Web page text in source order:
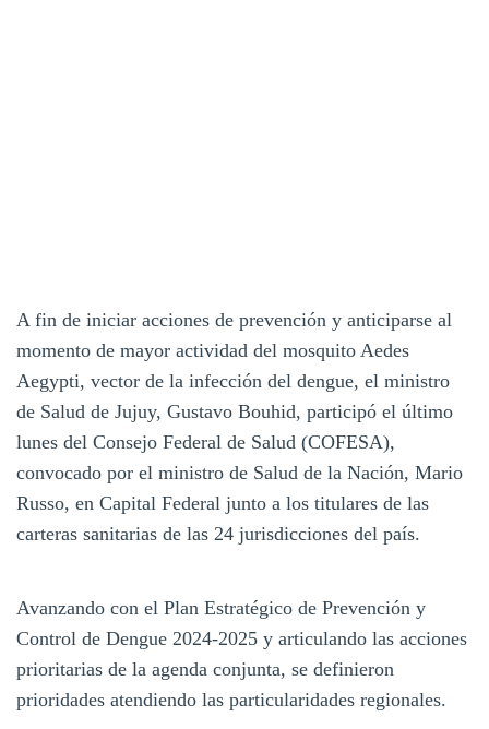
A fin de iniciar acciones de prevención y anticiparse al
momento de mayor actividad del mosquito Aedes
Aegypti, vector de la infección del dengue, el ministro
de Salud de Jujuy, Gustavo Bouhid, participó el último
lunes del Consejo Federal de Salud (COFESA),
convocado por el ministro de Salud de la Nación, Mario
Russo, en Capital Federal junto a los titulares de las
carteras sanitarias de las 24 jurisdicciones del país.
Avanzando con el Plan Estratégico de Prevención y
Control de Dengue 2024-2025 y articulando las acciones
prioritarias de la agenda conjunta, se definieron
prioridades atendiendo las particularidades regionales.